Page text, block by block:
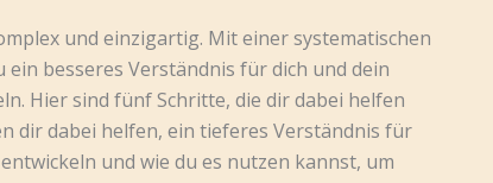
und einzigartig. Mit einer systematischen
besseres Verständnis für dich und dein
Hier sind fünf Schritte, die dir dabei helfen
dir dabei helfen, ein tieferes Verständnis für
und wie du es nutzen kannst, um